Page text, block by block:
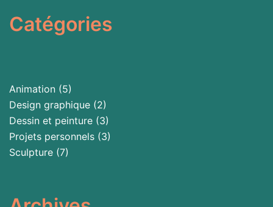
Catégories
Animation (5)
Design graphique (2)
Dessin et peinture (3)
Projets personnels (3)
Sculpture (7)